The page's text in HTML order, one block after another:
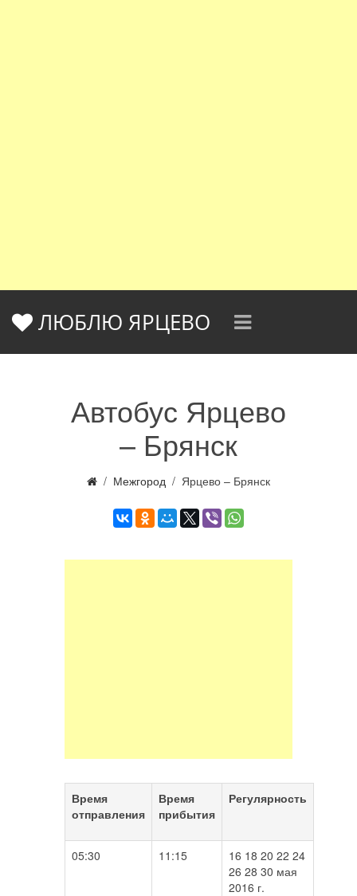
ЛЮБЛЮ ЯРЦЕВО
Автобус Ярцево
– Брянск
Межгород Ярцево – Брянск
Время
отправления
Время
прибытия
Регулярность
05:30 11:15
16 18 20 22 24
26 28 30 мая
2016 г.